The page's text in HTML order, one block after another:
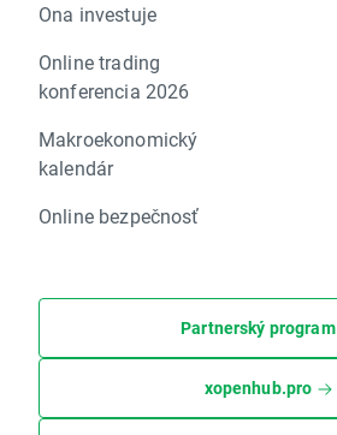
Ona investuje
Online trading
konferencia 2026
Makroekonomický
kalendár
Online bezpečnosť
Partnerský program
xopenhub.pro